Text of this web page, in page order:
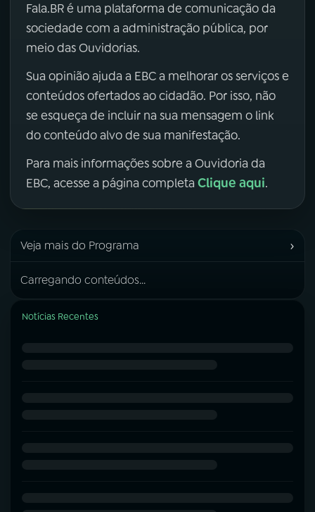
Fala.BR é uma plataforma de comunicação da
sociedade com a administração pública, por
meio das Ouvidorias.
Sua opinião ajuda a EBC a melhorar os serviços e
conteúdos ofertados ao cidadão. Por isso, não
se esqueça de incluir na sua mensagem o link
do conteúdo alvo de sua manifestação.
Para mais informações sobre a Ouvidoria da
EBC, acesse a página completa Clique aqui.
Veja mais do Programa ›
Carregando conteúdos...
Notícias Recentes